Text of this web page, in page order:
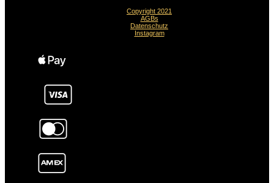
Copyright 2021
AGBs
Datenschutz
Instagram